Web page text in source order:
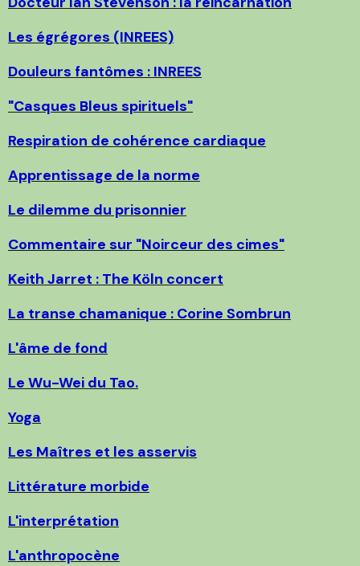
Les égrégores (INREES)
Douleurs fantômes : INREES
"Casques Bleus spirituels"
Respiration de cohérence cardiaque
Apprentissage de la norme
Le dilemme du prisonnier
Commentaire sur "Noirceur des cimes"
Keith Jarret : The Köln concert
La transe chamanique : Corine Sombrun
L'âme de fond
Le Wu-Wei du Tao.
Yoga
Les Maîtres et les asservis
Littérature morbide
L'interprétation
L'anthropocène